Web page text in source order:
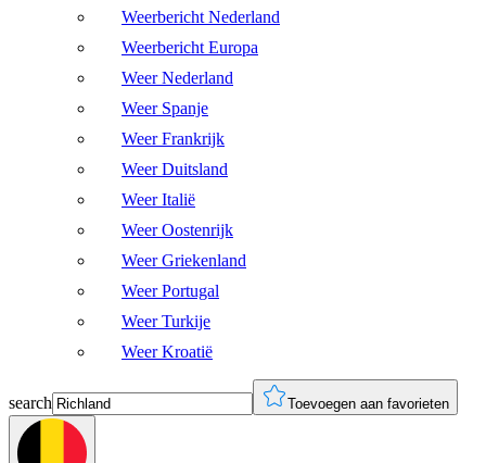
Weerbericht Nederland
Weerbericht Europa
Weer Nederland
Weer Spanje
Weer Frankrijk
Weer Duitsland
Weer Italië
Weer Oostenrijk
Weer Griekenland
Weer Portugal
Weer Turkije
Weer Kroatië
search Toevoegen aan favorieten